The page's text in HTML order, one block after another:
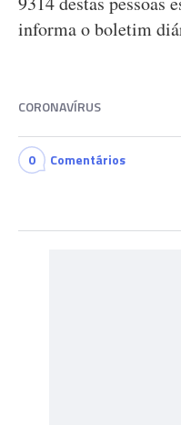
informa o boletim
CORONAVÍRUS
0 Comentários